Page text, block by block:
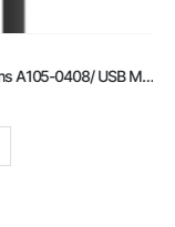
Cable Alargador USB 3.0 con Amplificador Aisens A105-0408/ USB Macho – USB Hembra/ Hasta 9W/ 625Mbps/ 10m/ Negro